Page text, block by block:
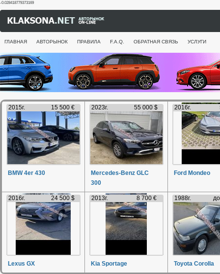
-0.028418779373169
ГЛАВНАЯ АВТОРЫНОК ПРАВИЛА F.A.Q. ОБРАТНАЯ СВЯЗЬ УСЛУГИ
2015г. 15 500 €
BMW 4er 430
2023г. 55 000 $
Mercedes-Benz GLC
300
2016г.
Ford Mondeo
2016г. 24 500 $
Lexus GX
2013г. 8 700 €
Kia Sportage
1988г.
Toyota Corolla